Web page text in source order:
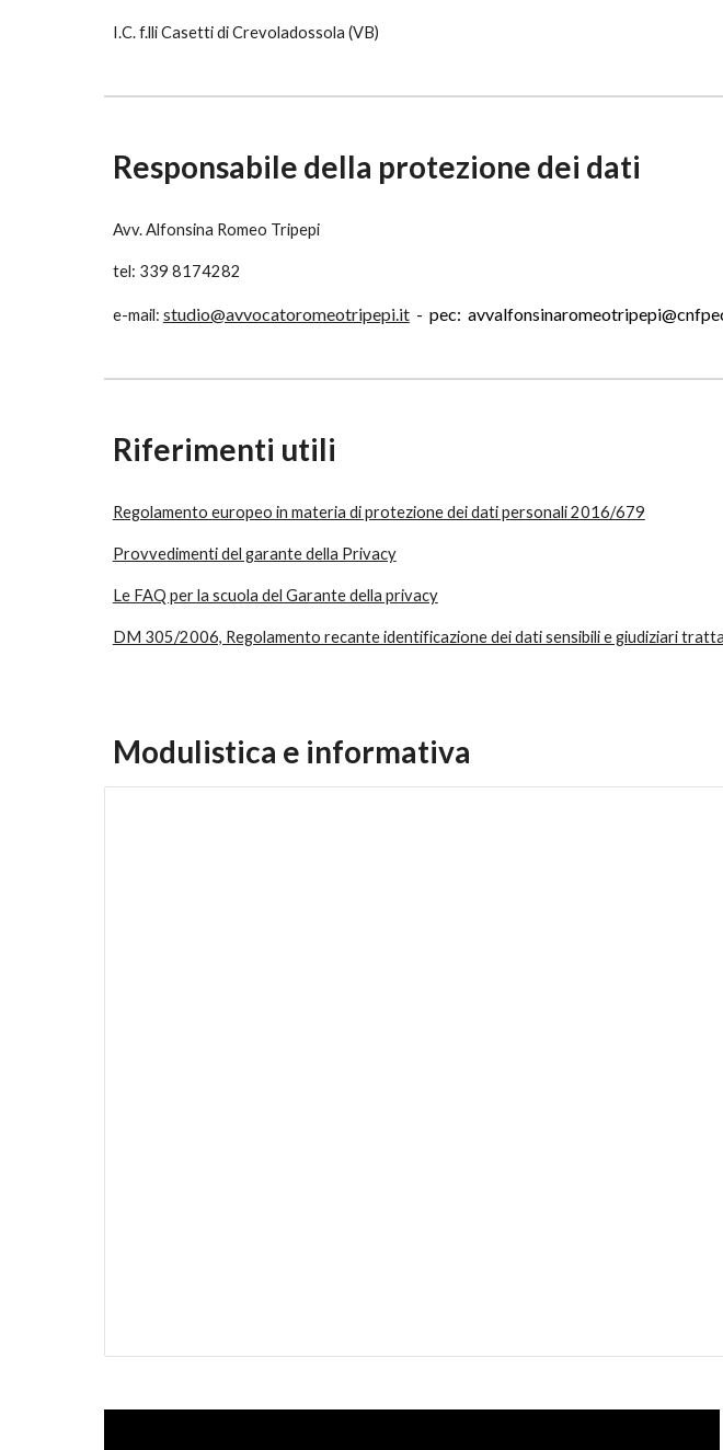
I.C. f.lli Casetti di Crevoladossola (VB)
Responsabile della protezione dei dati
Avv. Alfonsina Romeo Tripepi
tel: 339 8174282
e-mail: studio@avvocatoromeotripepi.it- pec:
Riferimenti utili
Regolamento europeo in materia di protezione dei dati personali 2016/679
Provvedimenti del garante della Privacy
Le FAQ per la scuola del Garante della privacy
DM 305/2006, Regolamento recante identificazione dei dati sensibili e giudiziari
Modulistica e informativa